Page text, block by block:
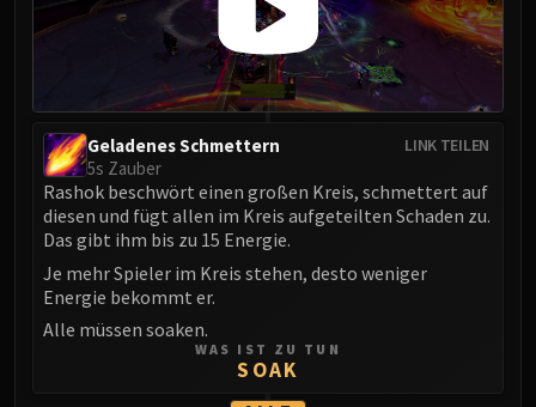
Magmaw
Atramedes
Chimaeron
Maloriak
Nefarian
Valiona & Theralion
Ascendant Council
Cho#gall
AMIRDRASSIL
Gnarlroot
Igira
LINK TEILEN
Geladenes Schmettern
5s Zauber
Rashok beschwört einen großen Kreis, schmettert auf
diesen und fügt allen im Kreis aufgeteilten Schaden zu.
Das gibt ihm bis zu 15 Energie.
Je mehr Spieler im Kreis stehen, desto weniger
Energie bekommt er.
Alle müssen soaken.
WAS IST ZU TUN
SOAK